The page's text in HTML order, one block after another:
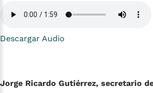
Descargar Audio
Jorge Ricardo Gutiérrez, secretario